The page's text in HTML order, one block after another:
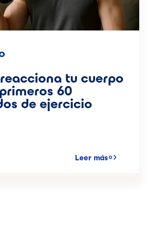
tu cuerpo
60
de ejercicio
Leer más